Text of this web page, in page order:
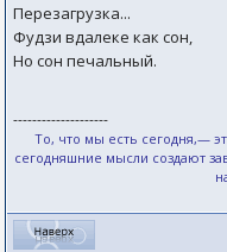
Перезагрузка...
Фудзи вдалеке как сон,
Но сон печальный.
--------------------
То, что мы есть сегодня,—
сегодняшние мысли создают